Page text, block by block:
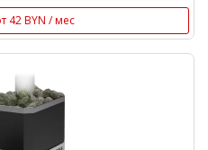
42 BYN / мес